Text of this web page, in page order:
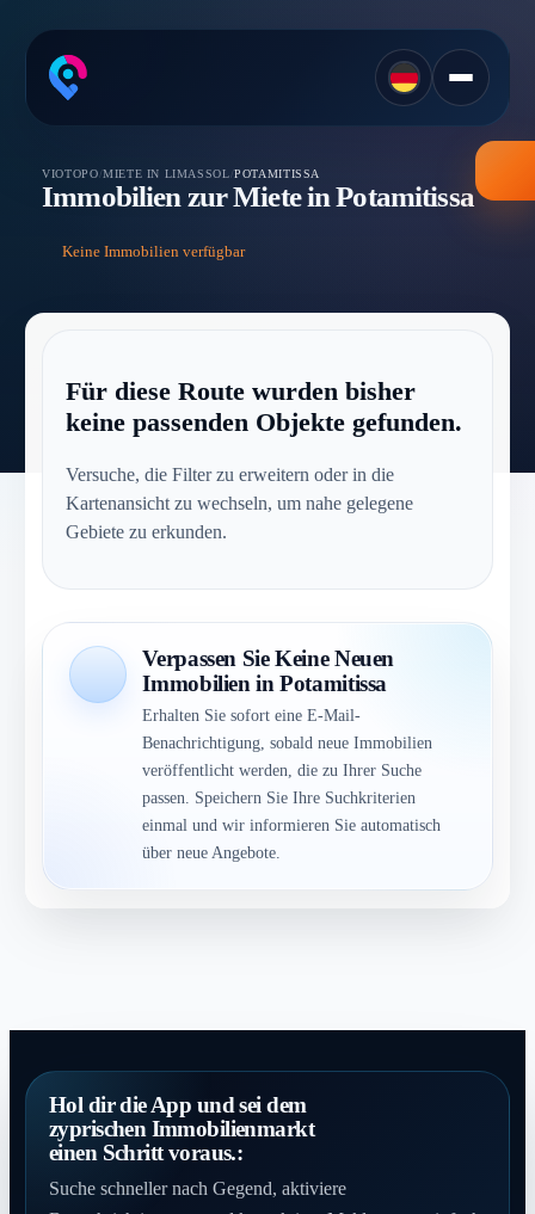
VIOTOPO/MIETE IN LIMASSOL/POTAMITISSA
Immobilien zur Miete in Potamitissa
Keine Immobilien verfügbar
Für diese Route wurden bisher
keine passenden Objekte gefunden.
Versuche, die Filter zu erweitern oder in die
Kartenansicht zu wechseln, um nahe gelegene
Gebiete zu erkunden.
Verpassen Sie Keine Neuen
Immobilien in Potamitissa
Erhalten Sie sofort eine E-Mail-
Benachrichtigung, sobald neue Immobilien
veröffentlicht werden, die zu Ihrer Suche
passen. Speichern Sie Ihre Suchkriterien
einmal und wir informieren Sie automatisch
über neue Angebote.
Hol dir die App und sei dem
zyprischen Immobilienmarkt
einen Schritt voraus.:
Suche schneller nach Gegend, aktiviere